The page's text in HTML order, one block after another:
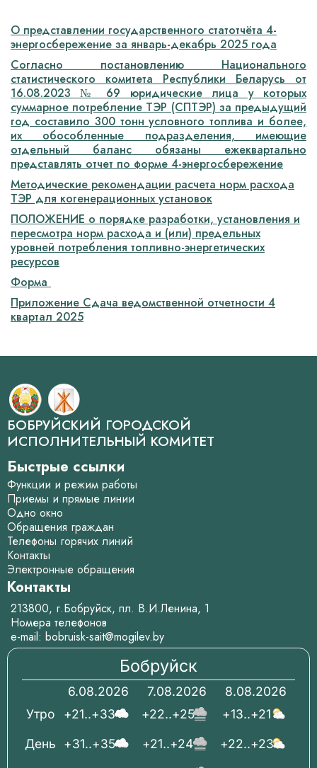
О представлении государственного статотчёта 4-
энергосбережение за январь-декабрь 2025 года
Согласно постановлению Национального
статистического комитета Республики Беларусь от
16.08.2023 № 69 юридические лица у которых
суммарное потребление ТЭР (СПТЭР) за предыдущий
год составило 300 тонн условного топлива и более,
их обособленные подразделения, имеющие
отдельный баланс обязаны ежеквартально
представлять отчет по форме 4-энергосбережение
Методические рекомендации расчета норм расхода
ТЭР для когенерационных установок
ПОЛОЖЕНИЕ о порядке разработки, установления и
пересмотра норм расхода и (или) предельных
уровней потребления топливно-энергетических
ресурсов
Форма ­­
Приложение Сдача ведомственной отчетности 4
квартал 2025
БОБРУЙСКИЙ ГОРОДСКОЙ
ИСПОЛНИТЕЛЬНЫЙ КОМИТЕТ
Быстрые ссылки
Функции и режим работы
Приемы и прямые линии
Одно окно
Обращения граждан
Телефоны горячих линий
Контакты
Электронные обращения
Контакты
213800, г.Бобруйск, пл. В.И.Ленина, 1
Номера телефонов
e-mail: bobruisk-sait@mogilev.by
Бобруйск
6.08.2026
+21..+33
+31..+35
7.08.2026
+22..+25
+21..+24
8.08.2026
+13..+21
+22..+23
День
Утро